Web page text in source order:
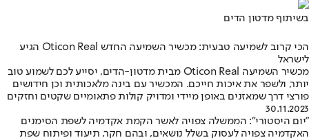
בשיתוף מדטון הדים
הכי קרוב לשמיעה טבעית: מכשיר השמיעה החדש Oticon Real הגיע
לישראל
מכשיר השמיעה Oticon Real מבית מדטון-הדים, יסייע לכם לשמוע טוב
יותר, ולשפר את איכות חייכם. המכשיר עם בינה מלאכותית וכן חידושים
פורצי דרך שמאזנים באופן מיידי ומדויק קולות פתאומיים שקטים וחזקים
30.11.2023
"יום היסטורי": הממשלה צפויה לאשר הקמת אקדמיה לשפת הסימנים
האקדמיה צפויה לעסוק בשלל נושאים, ובהם חקר, תיעוד ופיתוח שפת